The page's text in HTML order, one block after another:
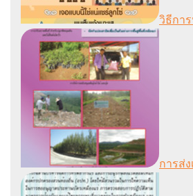
วิธีกา
การส่ง